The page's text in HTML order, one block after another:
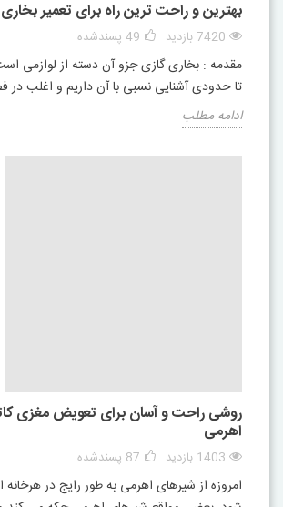
بهترین و راحت ترین راه برای تعمیر
7420 بازدید 49 پسندشده
مقدمه : بخاری گازی جزو آن دسته از لوازمی
تا حدودی آشنایی نسبی با آن داریم و اغلب
ادامه مطلب
روشی راحت و آسان برای تعویض مغزی
اهرمی
1403 بازدید 87 پسندشده
امروزه از شیرهای اهرمی به طور رایج در